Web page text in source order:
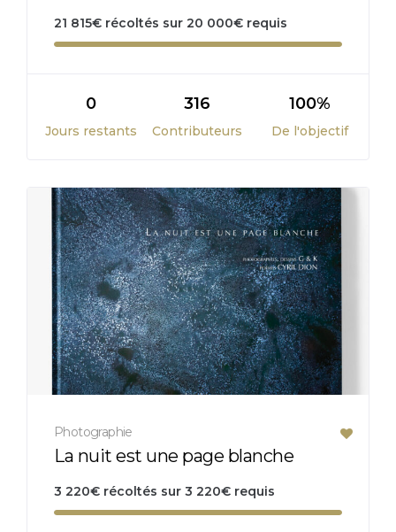
21 815€ récoltés sur 20 000€ requis
0
Jours restants
316
Contributeurs
100%
De l'objectif
Photographie
La nuit est une page blanche
3 220€ récoltés sur 3 220€ requis